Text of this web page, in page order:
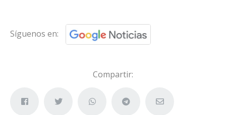
Síguenos en:
Compartir: